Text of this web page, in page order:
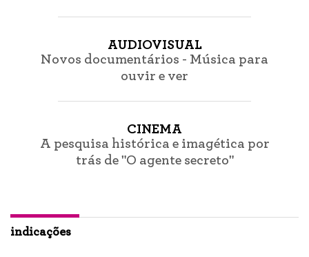
AUDIOVISUAL
Novos documentários - Música para
ouvir e ver
CINEMA
A pesquisa histórica e imagética por
trás de "O agente secreto"
indicações